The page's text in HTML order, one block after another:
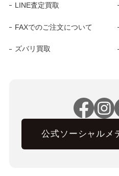
LINE査定買取
FAXでのご注文について
ズバリ買取
公式ソーシャルメ